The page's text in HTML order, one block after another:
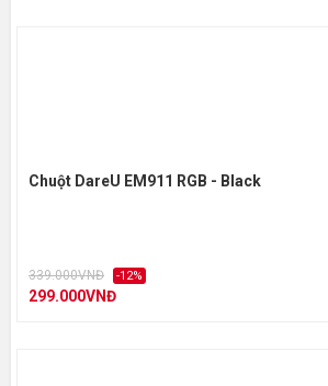
Chuột DareU EM911 RGB - Black
339.000VNĐ -12%
299.000VNĐ